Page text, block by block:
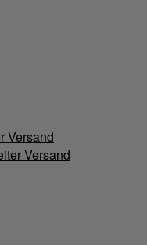
Versand
Versand